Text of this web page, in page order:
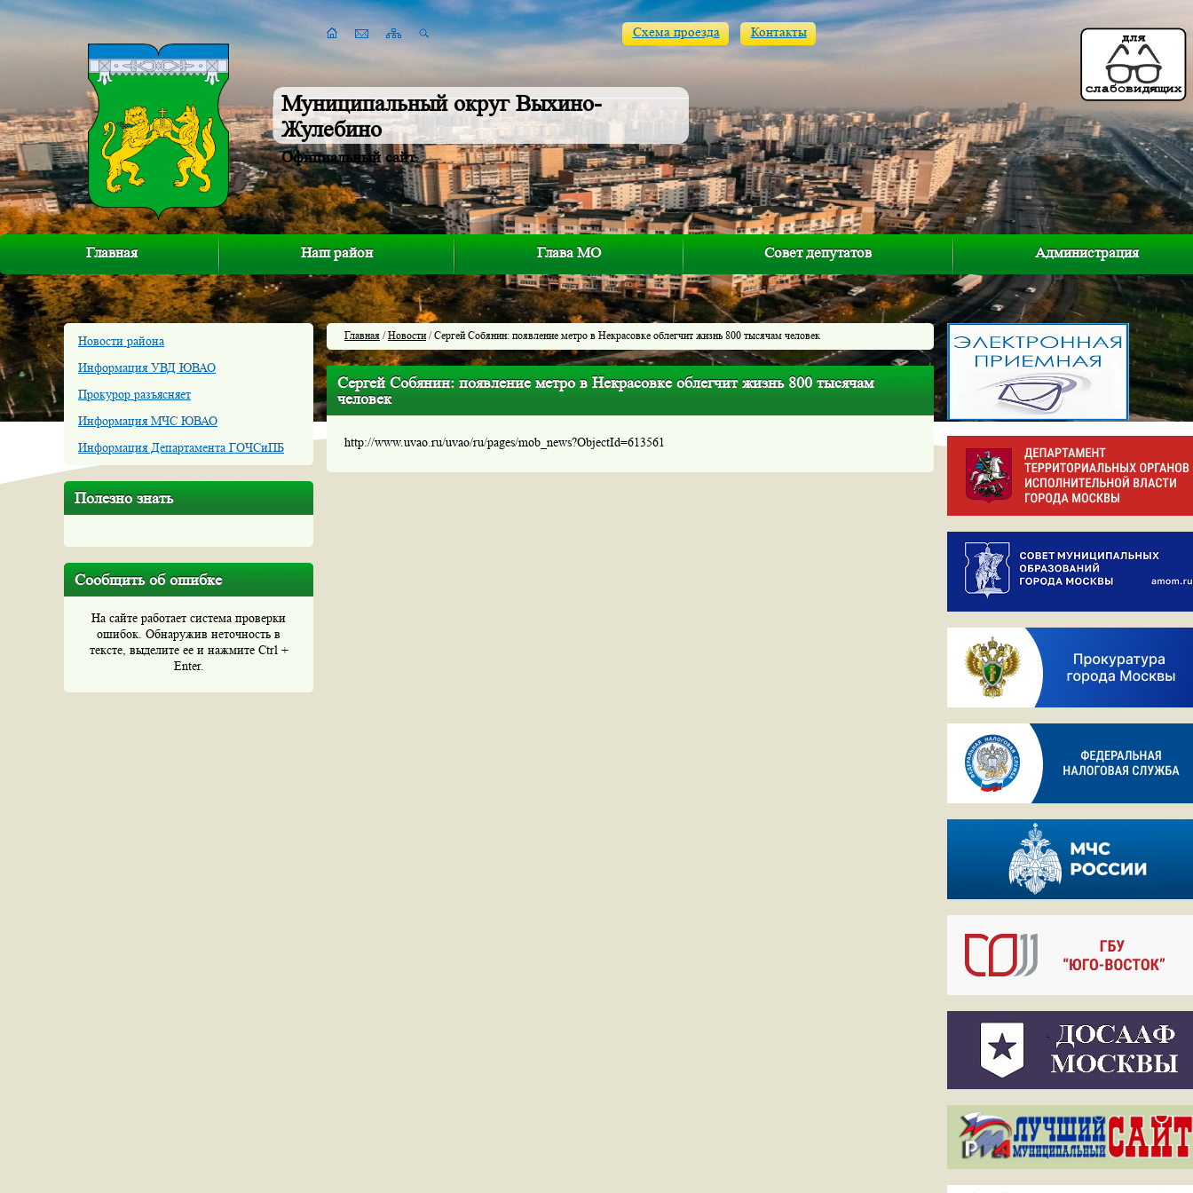
Муниципальный округ Выхино-
Жулебино
Официальный сайт
Схема проезда Контакты
Главная Наш район Глава МО Совет депутатов Администрация
Новости района
Информация УВД ЮВАО
Прокурор разъясняет
Информация МЧС ЮВАО
Информация Департамента ГОЧСиПБ
Полезно знать
Сообщить об ошибке
На сайте работает система проверки
ошибок. Обнаружив неточность в
тексте, выделите ее и нажмите Ctrl +
Enter.
Главная /Новости/ Сергей Собянин: появление метро в Некрасовке облегчит жизнь 800 тысячам человек
Сергей Собянин: появление метро в Некрасовке облегчит жизнь 800 тысячам
человек
http://www.uvao.ru/uvao/ru/pages/mob_news?ObjectId=613561